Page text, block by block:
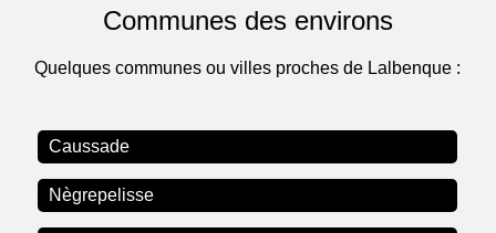
Communes des environs
Quelques communes ou villes proches de Lalbenque :
Caussade
Nègrepelisse